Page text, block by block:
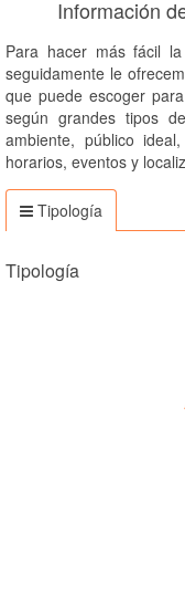
Información
Para hacer más fácil
seguidamente le
que puede escoger
según grandes tipos
ambiente, público
horarios, eventos y
Tipología
Tipología